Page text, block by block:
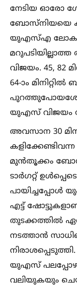
നേടിയ ഓരോ
ബോസ്നിയയെ
യുഎസ്‌എ
വിജയം. 45, 82
64-ാം
യുഎസ് വിജയം
അവസാന 30
മുന്‍തൂക്കം
ടാര്‍ഗറ്റ്
പായിച്ചപ്പോള്‍
എട്ട്
തുടക്കത്തില്‍
നടത്താന്‍
യുഎസ്
വലിയുകയും